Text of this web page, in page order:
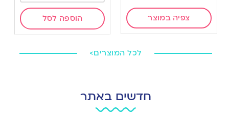
צפיה במוצר הוספה לסל
לכל המוצרים>
חדשים באתר